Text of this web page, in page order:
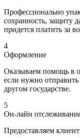
Профессионально
сохранность, защиту
придется платить за
4
Оформление
Оказываем помощь в
если нужно
другом государстве.
5
Он-лайн
Предоставляем